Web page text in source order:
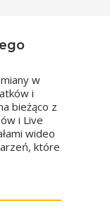
w
i
bieżąco z
i Live
wideo
które